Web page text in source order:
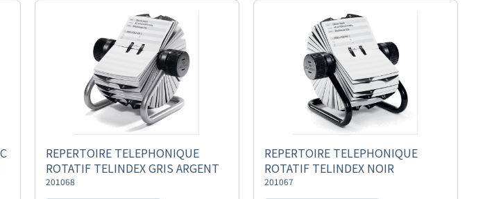
REPERTOIRE TELEPHONIQUE
ROTATIF TELINDEX GRIS ARGENT
201068
REPERTOIRE TELEPHONIQUE
ROTATIF TELINDEX NOIR
201067